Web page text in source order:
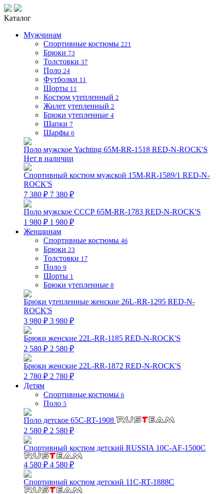
Каталог
Мужчинам
Спортивные костюмы 221
Брюки 73
Толстовки 37
Поло 24
Футболки 11
Шорты 11
Костюм утепленный 2
Жилет утепленный 2
Брюки утепленные 4
Шапки 7
Шарфы 6
Поло мужское Yachting 65M-RR-1518 RED-N-ROCK'S
Нет в наличии
Спортивный костюм мужской 15M-RR-1589/1 RED-N-
ROCK'S
7 380 ₽ 7 380 ₽
Поло мужское СССР 65M-RR-1783 RED-N-ROCK'S
1 980 ₽ 1 980 ₽
Женщинам
Спортивные костюмы 46
Брюки 23
Толстовки 17
Поло 9
Шорты 1
Брюки утепленные 8
Брюки утепленные женские 26L-RR-1295 RED-N-
ROCK'S
3 980 ₽ 3 980 ₽
Брюки женские 22L-RR-1185 RED-N-ROCK'S
2 580 ₽ 2 580 ₽
Брюки женские 22L-RR-1872 RED-N-ROCK'S
2 780 ₽ 2 780 ₽
Детям
Спортивные костюмы 6
Поло 5
Поло детское 65C-RT-1908
2 580 ₽ 2 580 ₽
Спортивный костюм детский RUSSIA 10C-AF-1500C
4 580 ₽ 4 580 ₽
Спортивный костюм детский 11C-RT-1888C